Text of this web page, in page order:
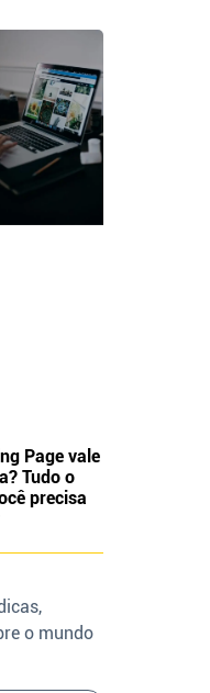
Page vale
Tudo o
precisa
o mundo